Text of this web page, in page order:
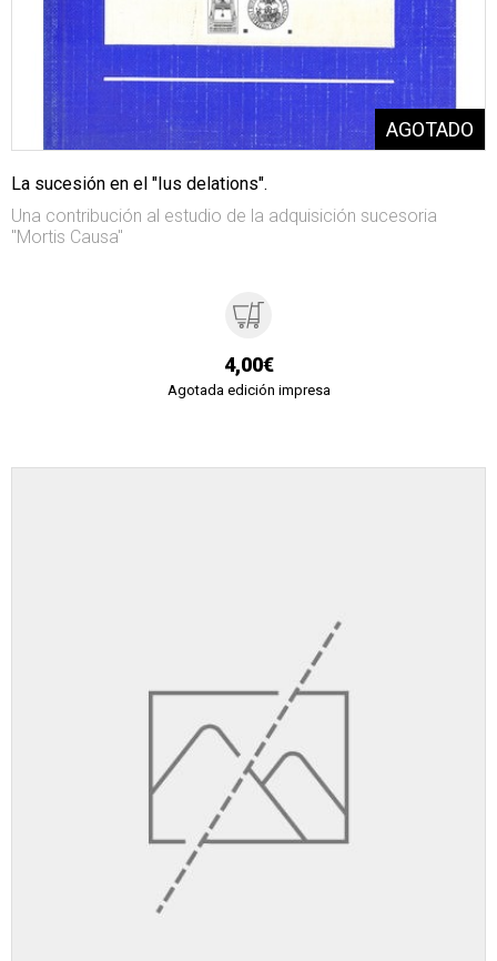
La sucesión en el "Ius delations".
Una contribución al estudio de la adquisición sucesoria
"Mortis Causa"
4,00€
Agotada edición impresa